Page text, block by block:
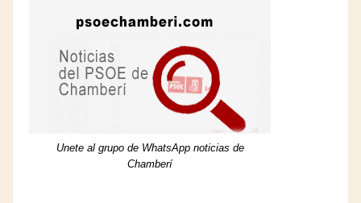
Unete al grupo de WhatsApp noticias de
Chamberí